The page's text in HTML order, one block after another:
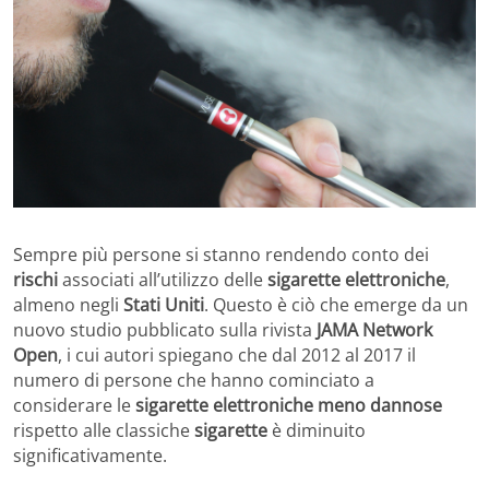
Sempre più persone si stanno rendendo conto dei
rischiassociati all’utilizzo dellesigarette elettroniche,
almeno negli Stati Uniti. Questo è ciò che emerge da un
nuovo studio pubblicato sulla rivista JAMA Network
Open, i cui autori spiegano che dal 2012 al 2017 il
numero di persone che hanno cominciato a
considerare lesigarette elettroniche meno dannose
rispetto alle classichesigarette è diminuito
significativamente.